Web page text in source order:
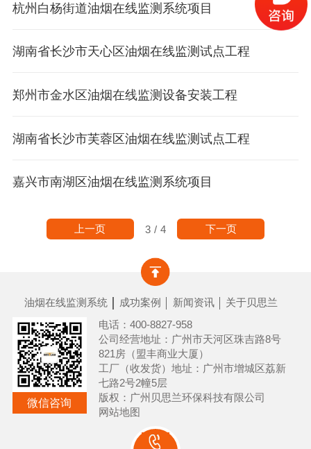
杭州白杨街道油烟在线监测系统项目
湖南省长沙市天心区油烟在线监测试点工程
郑州市金水区油烟在线监测设备安装工程
湖南省长沙市芙蓉区油烟在线监测试点工程
嘉兴市南湖区油烟在线监测系统项目
3 / 4
上一页 下一页
油烟在线监测系统 成功案例 新闻资讯 关于贝思兰
微信咨询
电话：400-8827-958
公司经营地址：广州市天河区珠吉路8号
821房（盟丰商业大厦）
工厂（收发货）地址：广州市增城区荔新
七路2号2幢5层
版权：广州贝思兰环保科技有限公司
网站地图